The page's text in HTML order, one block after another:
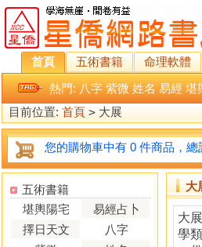
首頁 五術書籍
命理軟體
熱門: 八字 紫微 姓名 易經 堪
目前位置: 首頁 > 大展
您的購物車中有 0 件商品，
五術書籍
堪輿陽宅
易經占卜
擇日天文
八字
大
大
學